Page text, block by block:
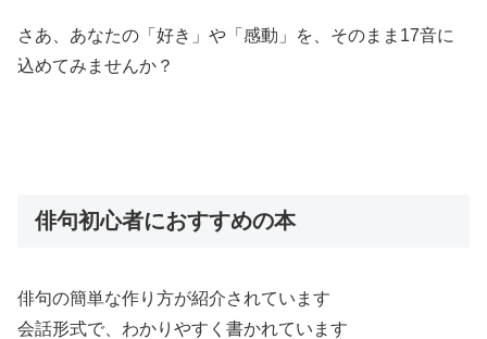
さあ、あなたの「好き」や「感動」を、そのまま17音に
込めてみませんか？
俳句初心者におすすめの本
俳句の簡単な作り方が紹介されています
会話形式で、わかりやすく書かれています